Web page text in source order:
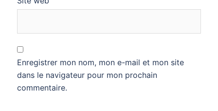
Enregistrer mon nom, mon e-mail et mon site
dans le navigateur pour mon prochain
commentaire.